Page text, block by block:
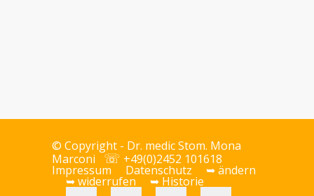
© Copyright - Dr. medic Stom. Mona
Marconi ☏ +49(0)2452 101618
Impressum Datenschutz ➥ ändern
➥ widerrufen ➥ Historie